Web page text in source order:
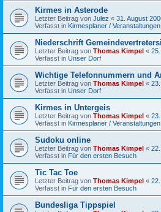
Kirmes in Asterode
Letzter Beitrag von Julez « 31. August
Verfasst in Kirmesplaner / Veranstaltungen
Niederschrift
Letzter Beitrag von Thomas Kimpel «
Verfasst in Unser Dorf
Wichtige Telefonnummern und
Letzter Beitrag von Thomas Kimpel «
Verfasst in Unser Dorf
Kirmes in Untergeis
Letzter Beitrag von Thomas Kimpel «
Verfasst in Kirmesplaner / Veranstaltungen
Sudoku online
Letzter Beitrag von Thomas Kimpel «
Verfasst in Für den ersten Besuch
Tic Tac Toe
Letzter Beitrag von Thomas Kimpel «
Verfasst in Für den ersten Besuch
Bundesliga Tippspiel